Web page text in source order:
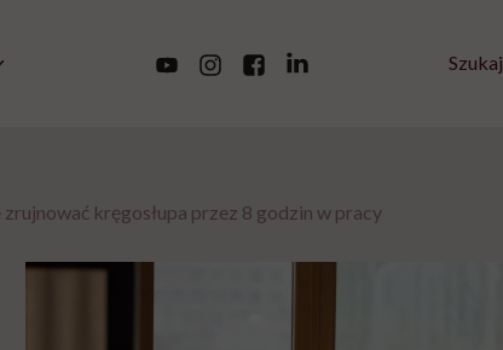
Szukaj
kręgosłupa przez 8 godzin w pracy